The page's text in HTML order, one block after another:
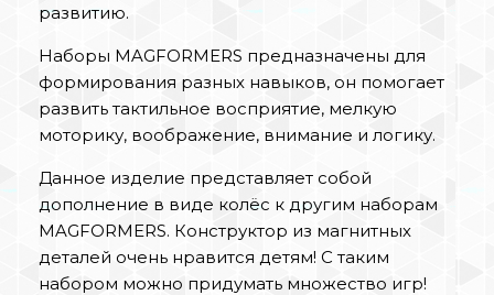
развитию.
Наборы MAGFORMERS предназначены для
формирования разных навыков, он помогает
развить тактильное восприятие, мелкую
моторику, воображение, внимание и логику.
Данное изделие представляет собой
дополнение в виде колёс к другим наборам
MAGFORMERS. Конструктор из магнитных
деталей очень нравится детям! С таким
набором можно придумать множество игр!